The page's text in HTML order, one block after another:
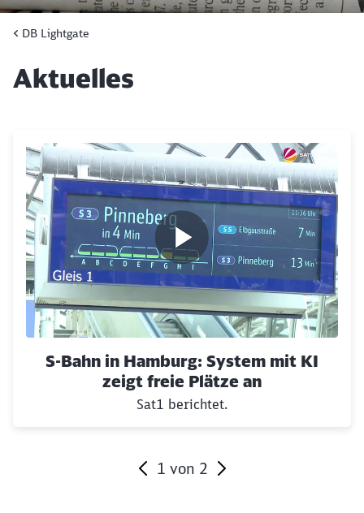
DB Lightgate
Aktuelles
Klicken, um den folgenden Slider zu überspringen
S-Bahn in Hamburg: System mit KI
zeigt freie Plätze an
Sat1 berichtet.
1 von 2